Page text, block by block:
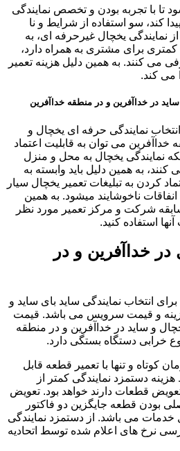
تا با تجربه بودن و تخصص نمایندگی
کند، سو استفاده از شرایط و نا
نمایندگی یخچال غیرحرفه ای، به
برای مشتری به همراه دارد،
می کنند. به همین دلیل هزینه تعمیر
می کند.
ساید در خداآفرین و در منطقه خداآفرین
نمایندگی حرفه ای یخچال و
خداآفرین می توان به قابلیت اعتماد
نمایندگی یخچال به محل و منزل
به همین دلیل باید وابسته به
کردن به تبلیغات تعمیر یخچال سیار
ناخوشایند میشود. به همین
سابقه شرکت و مرکز تعمیر مورد نظر
استفاده کنید.
خداآفرین و در
انتخاب نمایندگی ساید بای ساید و
و قیمت سرویس می باشد. قیمت
و ساید در خداآفرین و در منطقه
خرابی دستگاه بستگی دارد.
کوتاه و تنها با تعمیر قطعه قابل
دستمزد نمایندگی کمتر از
قطعات دارند خواهد بود. تعویض
بودن قطعه جایگزین دو فاکتور
خدمات می باشد. از دستمزد نمایندگی
نرخ های اعلام شده توسط اتحادیه